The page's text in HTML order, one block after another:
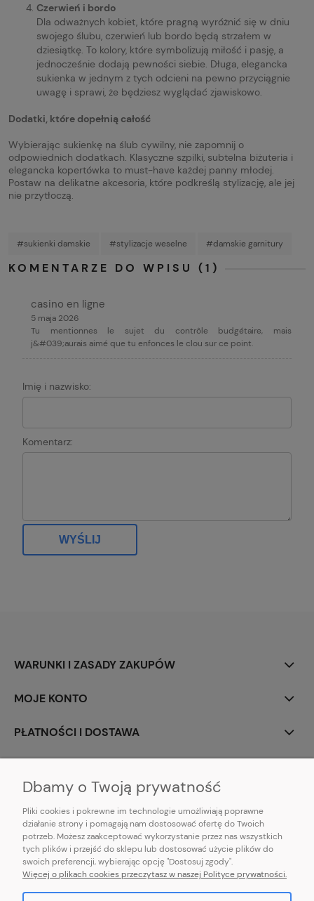
Czerwień i bordo
Dla odważnych kobiet, które pragną wyróżnić się w dniu
swojego ślubu, czerwień lub bordo będą strzałem w
dziesiątkę. To kolory, które symbolizują miłość i pasję, a
jednocześnie dodają pewności siebie. Długa, elegancka
sukienka w jednym z tych odcieni na pewno przyciągnie
uwagę i sprawi, że będziesz wyglądać zjawiskowo.
Dodatki, które dopełnią całość
Wybierając sukienkę na ślub cywilny, nie zapomnij o
odpowiednich dodatkach. Klasyczne szpilki, subtelna biżuteria i
elegancka kopertówka to must-have każdej panny młodej.
Postaw na delikatne akcesoria, które podkreślą stylizację, ale jej
nie przytłoczą.
#sukienki damskie #stylizacje weselne #damskie garnitury
KOMENTARZE DO WPISU (1)
casino en ligne
5 maja 2026
Tu mentionnes le sujet du contrôle budgétaire, mais
j&#039;aurais aimé que tu enfonces le clou sur ce point.
Imię i nazwisko:
Komentarz:
WYŚLIJ
WARUNKI I ZASADY ZAKUPÓW
MOJE KONTO
PŁATNOŚCI I DOSTAWA
E-mail:pl101sukienek@gmail.com
101sukienek.pl
ul. Piotrkowska 317/11, Łódź 93-035, woj. łódzkie
Dbamy o Twoją prywatność
Pliki cookies i pokrewne im technologie umożliwiają poprawne
działanie strony i pomagają nam dostosować ofertę do Twoich
potrzeb. Możesz zaakceptować wykorzystanie przez nas wszystkich
tych plików i przejść do sklepu lub dostosować użycie plików do
swoich preferencji, wybierając opcję "Dostosuj zgody".
Więcej o plikach cookies przeczytasz w naszej Polityce prywatności.